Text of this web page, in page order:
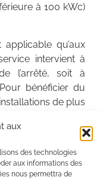
aux
des technologies
aux informations des
nous permettra de
à 100 kWc)
qu’aux
intervient à
l’arrêté, soit à
bénéficier du
de plus
CO2/kWc. Une
carbone est
par rapport au